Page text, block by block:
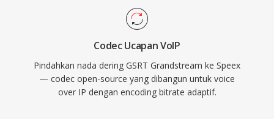
gain control, fitur-fitur yang biasanya
didelegasikan codec pesaing ke pustaka
eksternal. Meskipun pembuatnya secara resmi
merekomendasikan Opus sebagai penerus
sejak 2012, Speex tetap diterapkan dalam
sistem VoIP warisan, rekaman yang diarsipkan,
Codec Ucapan VoIP
Pindahkan nada dering GSRT Grandstream ke Speex
— codec open-source yang dibangun untuk voice
over IP dengan encoding bitrate adaptif.